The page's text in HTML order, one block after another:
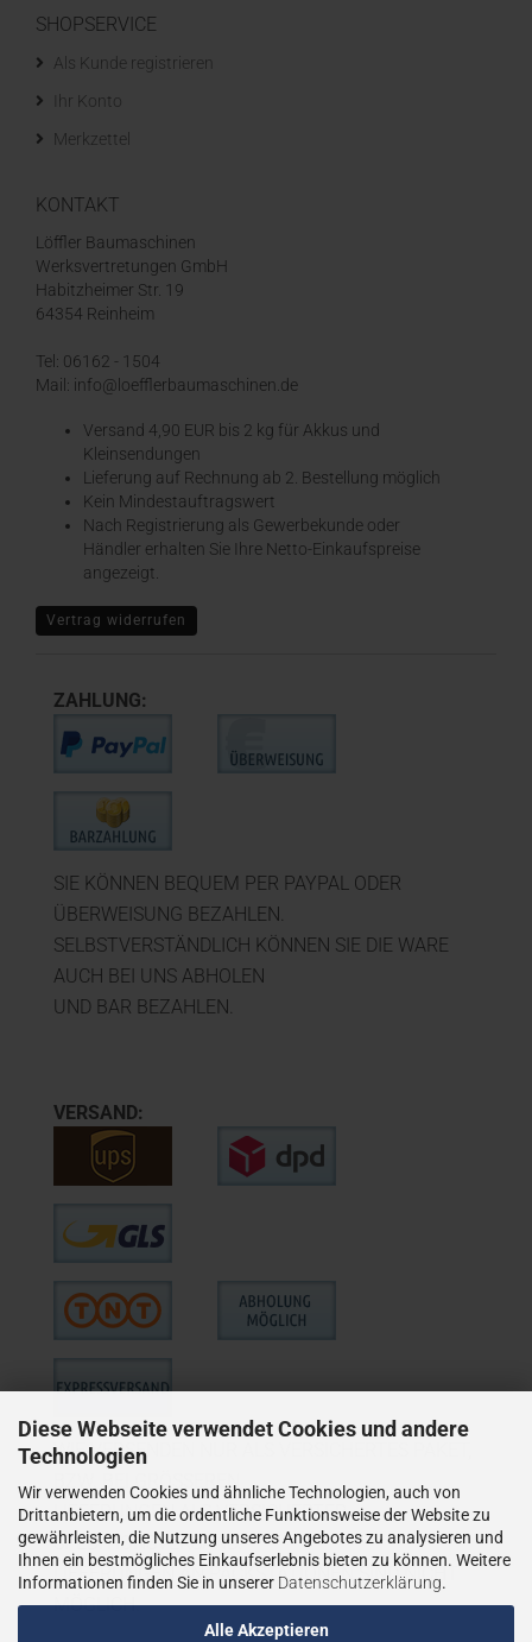
Diese Webseite verwendet Cookies und andere
Technologien
Wir verwenden Cookies und ähnliche Technologien, auch von
Drittanbietern, um die ordentliche Funktionsweise der Website zu
gewährleisten, die Nutzung unseres Angebotes zu analysieren und
Ihnen ein bestmögliches Einkaufserlebnis bieten zu können. Weitere
Informationen finden Sie in unserer Datenschutzerklärung.
Alle Akzeptieren
SHOPSERVICE
Als Kunde registrieren
Ihr Konto
Merkzettel
KONTAKT
Löffler Baumaschinen
Werksvertretungen GmbH
Habitzheimer Str. 19
64354 Reinheim
Tel: 06162 - 1504
Mail: info@loefflerbaumaschinen.de
Versand 4,90 EUR bis 2 kg für Akkus und
Kleinsendungen
​Lieferung auf Rechnung ab 2. Bestellung möglich
Kein Mindestauftragswert
Nach Registrierung als Gewerbekunde oder
Händler erhalten Sie Ihre Netto-Einkaufspreise
angezeigt.
Vertrag widerrufen
ZAHLUNG:
SIE KÖNNEN BEQUEM PER PAYPAL ODER
ÜBERWEISUNG BEZAHLEN.
SELBSTVERSTÄNDLICH KÖNNEN SIE DIE WARE
AUCH BEI UNS ABHOLEN
UND BAR BEZAHLEN.
VERSAND:
WIE VERSENDEN NUR ALS VERSICHERTES PAKET,
BZW. BEI GRÖSSEREN
LIEFERUNGEN ALS VERSICHERTER
SPEDITIONSVERSAND.
LIEFERUNGEN AN PACKSTATIONEN SIND NICHT
MÖGLICH.